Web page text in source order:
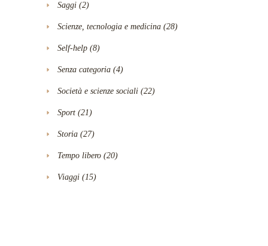
Saggi (2)
Scienze, tecnologia e medicina (28)
Self-help (8)
Senza categoria (4)
Società e scienze sociali (22)
Sport (21)
Storia (27)
Tempo libero (20)
Viaggi (15)